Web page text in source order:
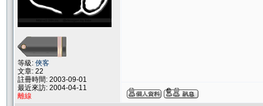
等級: 俠客
文章: 22
註冊時間: 2003-09-01
最近來訪: 2004-04-11
離線